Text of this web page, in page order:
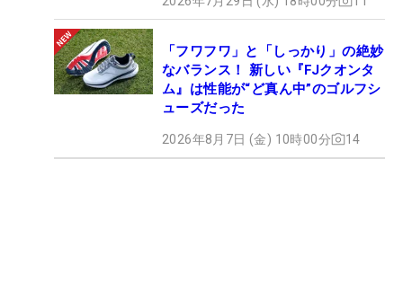
「フワフワ」と「しっかり」の絶妙
なバランス！ 新しい『FJクオンタ
ム』は性能が“ど真ん中”のゴルフシ
ューズだった
2026年8月7日 (金) 10時00分 14